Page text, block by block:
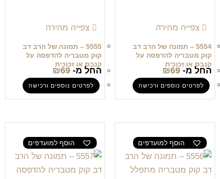
צפייה מהירה
5554 – תמונה של הרב דב
קוק מטבריה להדפסה על
קנבס או זכוכית
החל מ- ₪69
לפרטים נוספים ורכישה
צפייה מהירה
5555 – תמונה של הרב דב
קוק מטבריה להדפסה על
קנבס או זכוכית
החל מ- ₪69
לפרטים נוספים ורכישה
הוסף למועדפים הוסף למועדפים